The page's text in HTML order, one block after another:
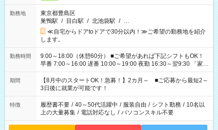
勤務地
東京都豊島区
巣鴨駅 / 目白駅 / 北池袋駅 / …
≪自宅からドアtoドアで30分以内！≫ご希望の勤務地を紹介
します。
勤務時間
9:00～18:00（休憩60分） ■ご希望があれば下記シフトもOK！
早番 7:00～16:00 遅番 10:00～19:00 夜勤 16:30～翌9:30 「家族
と休みを合わせたい」 「余裕を持って夕飯の準備がしたい」
「できれば残業はしたくない」 など、ご希望を教えてください
ね。 ※Wワーク希望の方へ 今ご覧のお仕事で希望する勤務時間
と、もう1つのお仕事の勤務時間。 合計で週40時間を超える場
合は応募できません。
期間
【8月中のスタートOK！急募！】2カ月～ ■ご応募から最短2～
3日後に就業が可能です！
特徴 履歴書不要 / 40～50代活躍中 / 服装自由 / シフト勤務 / 10名以
上の大量募集 / 電話対応なし / パソコンスキル不要